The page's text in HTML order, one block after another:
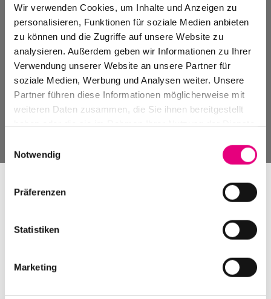
Wir verwenden Cookies, um Inhalte und Anzeigen zu
personalisieren, Funktionen für soziale Medien anbieten
zu können und die Zugriffe auf unsere Website zu
analysieren. Außerdem geben wir Informationen zu Ihrer
Verwendung unserer Website an unsere Partner für
soziale Medien, Werbung und Analysen weiter. Unsere
Partner führen diese Informationen möglicherweise mit
weiteren Daten zusammen, die Sie ihnen bereitgestellt
Notwendig
Präferenzen
Statistiken
Marketing
Events Archive
Past events, festivals, and venues